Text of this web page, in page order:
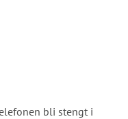
bli stengt i